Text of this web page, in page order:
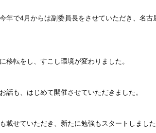
年で4月からは副委員長をさせていただき、名古
転をし、すこし環境が変わりました。
も、はじめて開催させていただきました。
せていただき、新たに勉強もスタートしました